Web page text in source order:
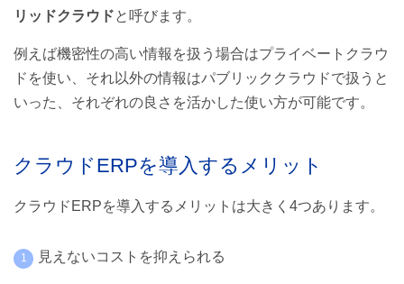
リッドクラウドと呼びます。
例えば機密性の高い情報を扱う場合はプライベートクラウ
ドを使い、それ以外の情報はパブリッククラウドで扱うと
いった、それぞれの良さを活かした使い方が可能です。
クラウドERPを導入するメリット
クラウドERPを導入するメリットは大きく4つあります。
見えないコストを抑えられる